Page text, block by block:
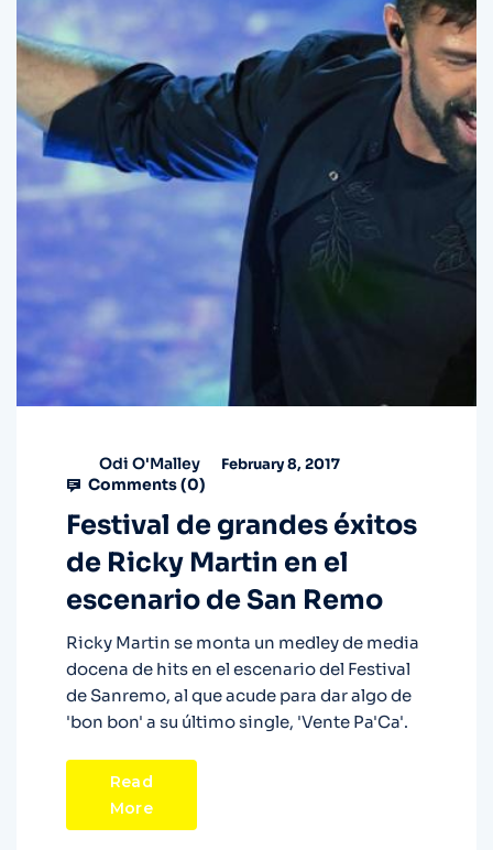
Odi O'Malley February 8, 2017
Comments (0)
Festival de grandes éxitos
de Ricky Martin en el
escenario de San Remo
Ricky Martin se monta un medley de media
docena de hits en el escenario del Festival
de Sanremo, al que acude para dar algo de
'bon bon' a su último single, 'Vente Pa'Ca'.
Read
More